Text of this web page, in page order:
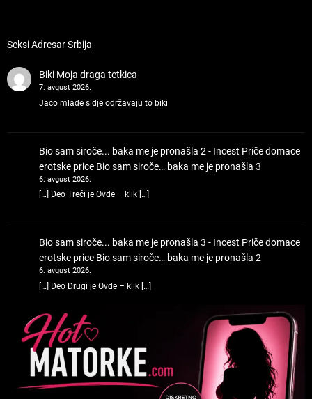
Seksi Adresar Srbija
Biki Moja draga tetkica
7. avgust 2026.
Jaco mlade sldje održavaju to biki
Bio sam siroče... baka me je pronašla 2 - Incest Priče domace
erotske price Bio sam siroče… baka me je pronašla 3
6. avgust 2026.
[…] Deo Treći je Ovde – klik […]
Bio sam siroče... baka me je pronašla 3 - Incest Priče domace
erotske price Bio sam siroče… baka me je pronašla 2
6. avgust 2026.
[…] Deo Drugi je Ovde – klik […]